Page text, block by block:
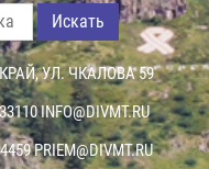
Искать
УЛ. ЧКАЛОВА 59
INFO@DIVMT.RU
PRIEM@DIVMT.RU